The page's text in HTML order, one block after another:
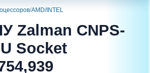
/AMD/INTEL
Zalman CNPS-
Socket